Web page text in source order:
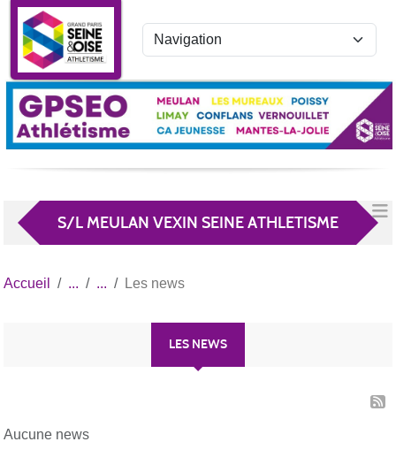
S/L MEULAN VEXIN SEINE ATHLETISME
Accueil Les news
LES NEWS
Aucune news
Panneau de gestion des cookies